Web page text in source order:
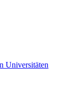
Universitäten